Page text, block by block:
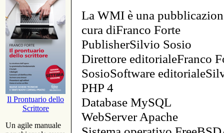
Il Prontuario dello
Scrittore
Un agile manuale
La WMI è una
cura diFranco Forte
PublisherSilvio Sosio
Direttore editorialeFranco
SosioSoftware
PHP 4
Database MySQL
WebServer Apache